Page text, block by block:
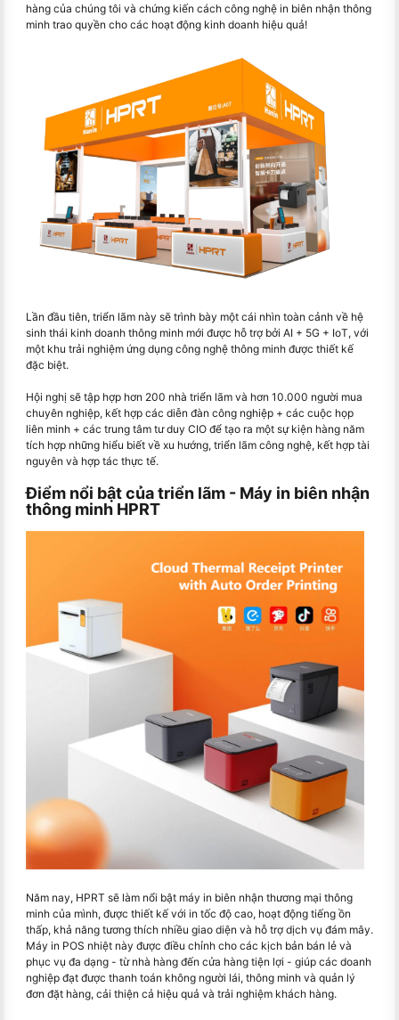
hàng của chúng tôi và chứng kiến ​​cách công nghệ in biên nhận thông
minh trao quyền cho các hoạt động kinh doanh hiệu quả!
Lần đầu tiên, triển lãm này sẽ trình bày một cái nhìn toàn cảnh về hệ
sinh thái kinh doanh thông minh mới được hỗ trợ bởi AI + 5G + IoT, với
một khu trải nghiệm ứng dụng công nghệ thông minh được thiết kế
đặc biệt.
Hội nghị sẽ tập hợp hơn 200 nhà triển lãm và hơn 10.000 người mua
chuyên nghiệp, kết hợp các diễn đàn công nghiệp + các cuộc họp
liên minh + các trung tâm tư duy CIO để tạo ra một sự kiện hàng năm
tích hợp những hiểu biết về xu hướng, triển lãm công nghệ, kết hợp tài
nguyên và hợp tác thực tế.
Điểm nổi bật của triển lãm - Máy in biên nhận
thông minh HPRT
Năm nay, HPRT sẽ làm nổi bật máy in biên nhận thương mại thông
minh của mình, được thiết kế với in tốc độ cao, hoạt động tiếng ồn
thấp, khả năng tương thích nhiều giao diện và hỗ trợ dịch vụ đám mây.
Máy in POS nhiệt này được điều chỉnh cho các kịch bản bán lẻ và
phục vụ đa dạng - từ nhà hàng đến cửa hàng tiện lợi - giúp các doanh
nghiệp đạt được thanh toán không người lái, thông minh và quản lý
đơn đặt hàng, cải thiện cả hiệu quả và trải nghiệm khách hàng.